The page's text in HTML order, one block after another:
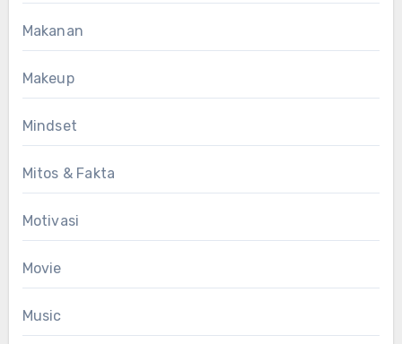
Makanan
Makeup
Mindset
Mitos & Fakta
Motivasi
Movie
Music